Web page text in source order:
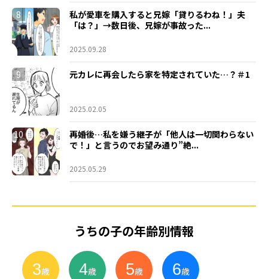
8
私が愛車を購入すると兄嫁「貸りるわね！」夫
「は？」→数日後、兄嫁が事故った...
2025.09.28
9 元カレに再会したら家を特定されていた…？＃1
2025.02.05
10
再婚後…私を嫌う継子が「他人は一切関わらない
で！」と言うのでお望み通り”絶...
2025.05.29
うちの子の年齢別情報
3歳 4歳 5歳 6歳